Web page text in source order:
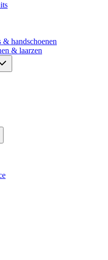
& handschoenen
& laarzen